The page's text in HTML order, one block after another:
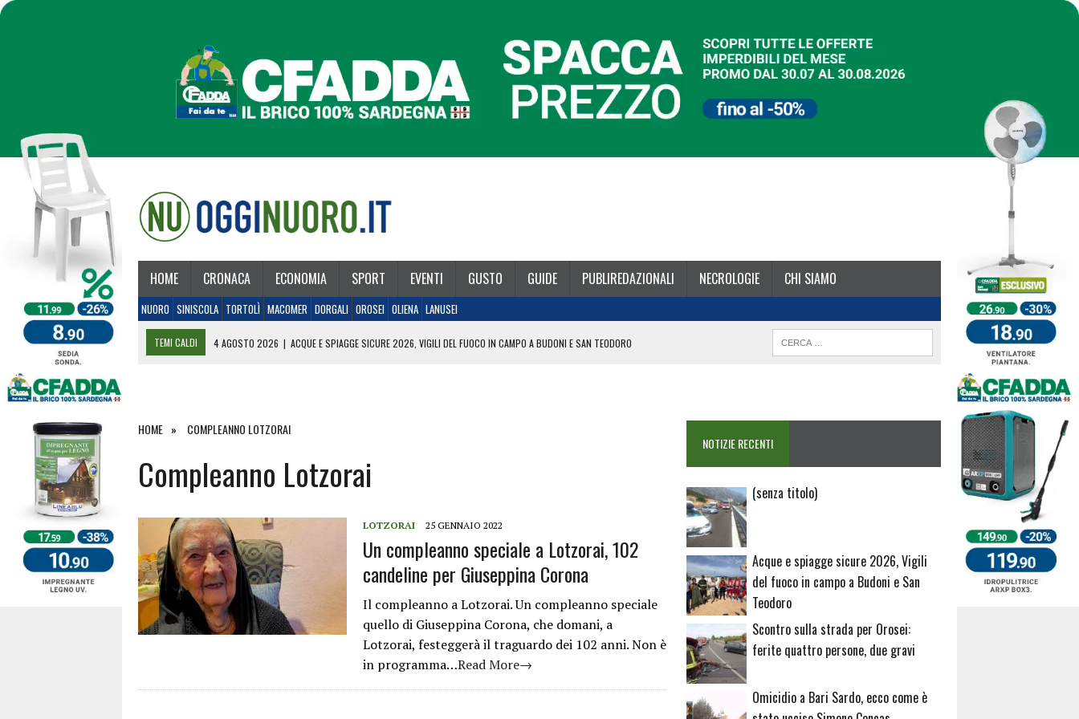
HOME CRONACA ECONOMIA SPORT EVENTI GUSTO GUIDE PUBLIREDAZIONALI NECROLOGIE CHI SIAMO
NUORO SINISCOLA TORTOLÌ MACOMER DORGALI OROSEI OLIENA LANUSEI
TEMI CALDI 4 AGOSTO 2026 | ACQUE E SPIAGGE SICURE 2026, VIGILI DEL FUOCO IN CAMPO A BUDONI E SAN TEODORO
26 LUGLIO 2026
| PAURA SULLA 389: VIOLENTO SCONTRO TRA 2 AUTO AL BIVIO PER FONNI, 5 FERITI
HOME COMPLEANNO LOTZORAI
Compleanno Lotzorai
LOTZORAI 25 GENNAIO 2022
Un compleanno speciale a Lotzorai, 102
candeline per Giuseppina Corona
Il compleanno a Lotzorai. Un compleanno speciale
quello di Giuseppina Corona, che domani, a
Lotzorai, festeggerà il traguardo dei 102 anni. Non è
in programma…Read More→
NOTIZIE RECENTI
(senza titolo)Articolo
Acque e spiagge sicure 2026, Vigili
del fuoco in campo a Budoni e San
Teodoro
Scontro sulla strada per Orosei:
ferite quattro persone, due gravi
Omicidio a Bari Sardo, ecco come è